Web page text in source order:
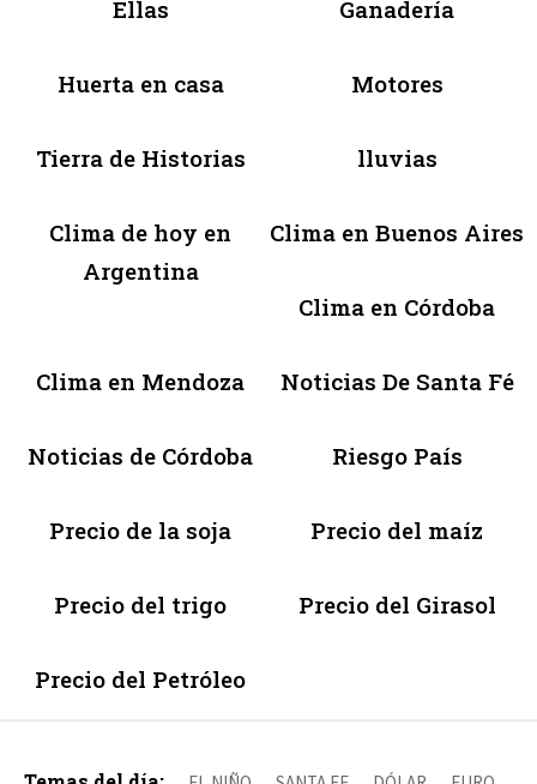
Ellas Ganadería
Huerta en casa Motores
Tierra de Historias lluvias
Clima de hoy en
Argentina
Clima en Buenos Aires
Clima en Córdoba
Clima en Mendoza Noticias De Santa Fé
Noticias de Córdoba Riesgo País
Precio de la soja Precio del maíz
Precio del trigo Precio del Girasol
Precio del Petróleo